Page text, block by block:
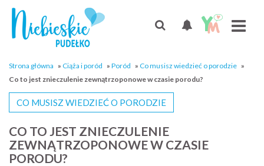
Strona główna » Ciąża i poród » Poród » Co musisz wiedzieć o porodzie »
Co to jest znieczulenie zewnątrzoponowe w czasie porodu?
CO TO JEST ZNIECZULENIE
ZEWNĄTRZOPONOWE W CZASIE
PORODU?
CO MUSISZ WIEDZIEĆ O PORODZIE